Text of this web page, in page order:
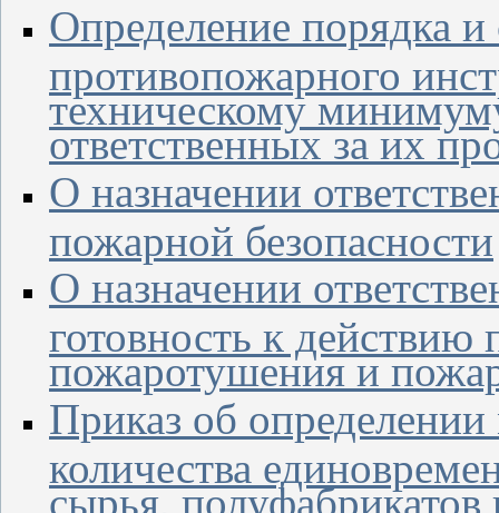
Определение порядка
противопожарного
техническому
ответственных за их
О назначении
пожарной безопасности
О назначении
готовность к действию
пожаротушения и
Приказ об
количества
сырья, полуфабрикатов